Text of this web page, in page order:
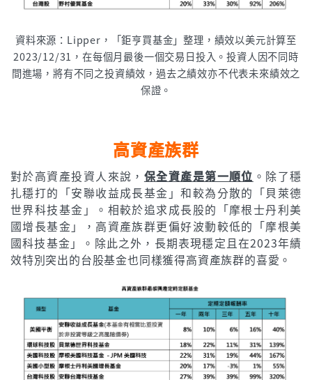
資料來源：Lipper，「鉅亨買基金」整理，績效以美元計算至
2023/12/31，在每個月最後一個交易日投入。投資人因不同時
間進場，將有不同之投資績效，過去之績效亦不代表未來績效之
保證。
高資產族群
對於高資產投資人來說， 保全資產是第一順位 。除了穩
扎穩打的「安聯收益成長基金」和較為分散的「貝萊德
世界科技基金」。相較於追求成長股的「摩根士丹利美
國增長基金」，高資產族群更偏好波動較低的「摩根美
國科技基金」。除此之外，長期表現穩定且在2023年績
效特別突出的台股基金也同樣獲得高資產族群的喜愛。